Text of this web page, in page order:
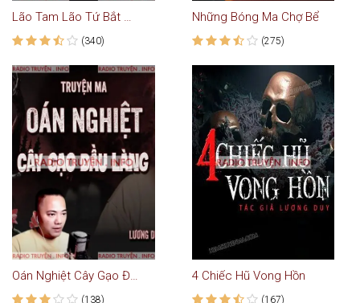
Lão Tam Lão Tứ Bắt Ma Trâu
(340)
Những Bóng Ma Chợ Bể
(275)
Oán Nghiệt Cây Gạo Đầu Làng
(138)
4 Chiếc Hũ Vong Hồn
(167)